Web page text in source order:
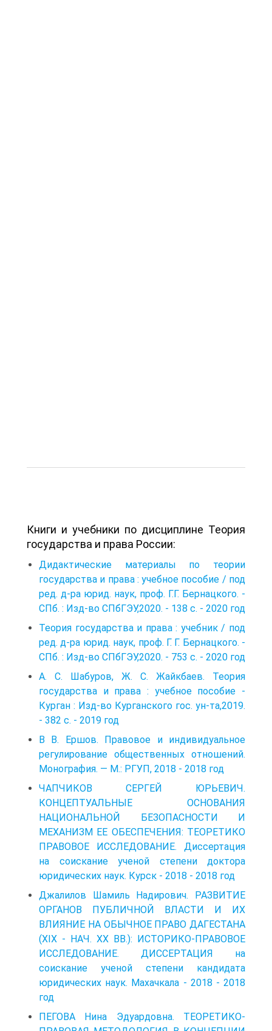
Книги и учебники по дисциплине Теория
государства и права России:
Дидактические материалы по теории
государства и права : учебное пособие / под
ред. д-ра юрид. наук, проф. Г.Г. Бернацкого. -
СПб. : Изд-во СПбГЭУ,2020. - 138 с. - 2020 год
Теория государства и права : учебник / под
ред. д-ра юрид. наук, проф. Г. Г. Бернацкого. -
СПб. : Изд-во СПбГЭУ,2020. - 753 с. - 2020 год
А. С. Шабуров, Ж. С. Жайкбаев. Теория
государства и права : учебное пособие -
Курган : Изд-во Курганского гос. ун-та,2019.
- 382 с. - 2019 год
В В. Ершов. Правовое и индивидуальное
регулирование общественных отно­шений.
Монография. — М.: РГУП, 2018 - 2018 год
ЧАПЧИКОВ СЕРГЕЙ ЮРЬЕВИЧ.
КОНЦЕПТУАЛЬНЫЕ ОСНОВАНИЯ
НАЦИОНАЛЬНОЙ БЕЗОПАСНОСТИ И
МЕХАНИЗМ ЕЕ ОБЕСПЕЧЕНИЯ: ТЕОРЕТИКО
ПРАВОВОЕ ИССЛЕДОВАНИЕ. Диссертация
на соискание ученой степени доктора
юридических наук. Курск - 2018 - 2018 год
Джалилов Шамиль Надирович. РАЗВИТИЕ
ОРГАНОВ ПУБЛИЧНОЙ ВЛАСТИ И ИХ
ВЛИЯНИЕ НА ОБЫЧНОЕ ПРАВО ДАГЕСТАНА
(XIX - НАЧ. XX ВВ.): ИСТОРИКО-ПРАВОВОЕ
ИССЛЕДОВАНИЕ. ДИССЕРТАЦИЯ на
соискание ученой степени кандидата
юридических наук. Махачкала - 2018 - 2018
год
ПЕГОВА Нина Эдуардовна. ТЕОРЕТИКО-